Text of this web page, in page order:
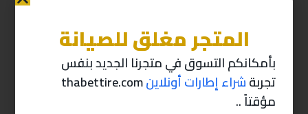
المتجر مغلق للصيانة
بأمكانكم التسوق في متجرنا الجديد بنفس
تجربةشراء إطارات أونلاينthabettire.com
مؤقتاً ..